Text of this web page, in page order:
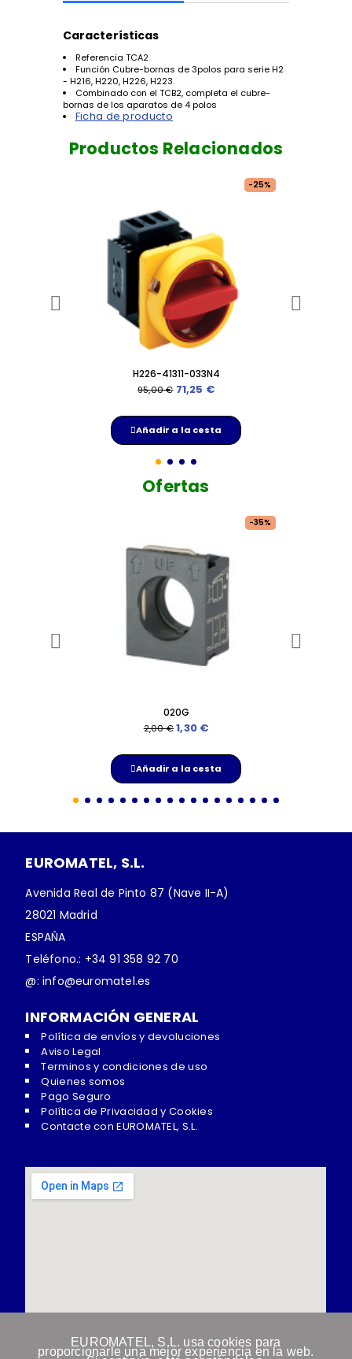
Características
Referencia TCA2
Función Cubre-bornas de 3polos para serie H2
- H216, H220, H226, H223.
Combinado con el TCB2, completa el cubre-
bornas de los aparatos de 4 polos
Ficha de producto
Productos Relacionados
-25%
H226-41311-033N4
95,00 € 71,25 €
Añadir a la cesta
Ofertas
-35%
020G
2,00 € 1,30 €
Añadir a la cesta
EUROMATEL, S.L.
Avenida Real de Pinto 87 (Nave II-A)
28021 Madrid
ESPAÑA
Teléfono.: +34 91 358 92 70
@: info@euromatel.es
INFORMACIÓN GENERAL
Política de envíos y devoluciones
Aviso Legal
Terminos y condiciones de uso
Quienes somos
Pago Seguro
Política de Privacidad y Cookies
Contacte con EUROMATEL, S.L.
EUROMATEL, S.L. usa cookies para
proporcionarle una mejor experiencia en la web.